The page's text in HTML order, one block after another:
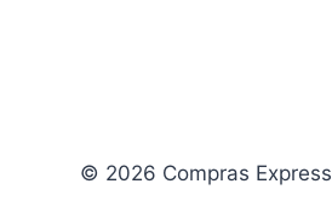
© 2026 Compras Express